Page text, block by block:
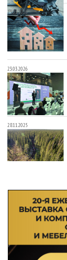
23.03.2026
23.03.2026
28.11.2025